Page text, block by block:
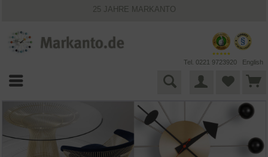
25 JAHRE MARKANTO
VIELFÄLTIGE ZAHLUNGSMÖGLICHKEITEN
Tel. 0221 9723920 English